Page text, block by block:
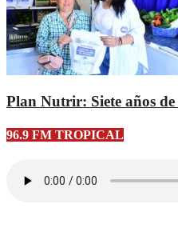
Plan Nutrir: Siete años
96.9 FM TROPICAL